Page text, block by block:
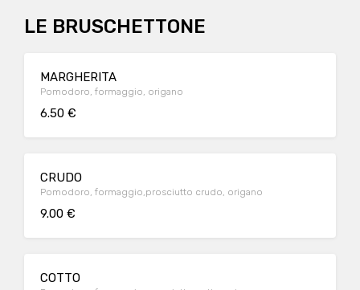
LE BRUSCHETTONE
MARGHERITA
Pomodoro, formaggio, origano
6.50 €
CRUDO
Pomodoro, formaggio,prosciutto crudo, origano
9.00 €
COTTO